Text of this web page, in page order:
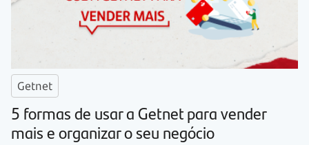
Getnet
5 formas de usar a Getnet para vender
mais e organizar o seu negócio